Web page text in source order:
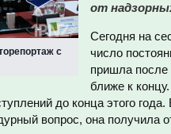
с
от
Сегодня на
число
пришла после
ближе к
до конца этого
вопрос, она получила